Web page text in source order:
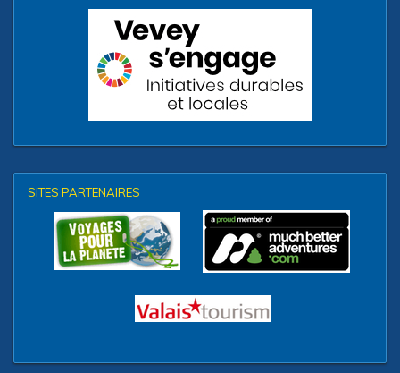
SITES PARTENAIRES